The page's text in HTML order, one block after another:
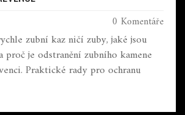
0 Komentáře
zubní kaz ničí zuby, jaké jsou
proč je odstranění zubního kamene
Praktické rady pro ochranu